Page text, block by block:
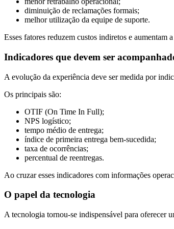
diminuição de reclamações formais;
melhor utilização da equipe de suporte.
Esses fatores reduzem custos indiretos e aumentam
Indicadores que devem ser
A evolução da experiência deve ser medida por
Os principais são:
OTIF (On Time In Full);
NPS logístico;
tempo médio de entrega;
índice de primeira entrega bem-sucedida;
taxa de ocorrências;
percentual de reentregas.
Ao cruzar esses indicadores com informações
O papel da tecnologia
A tecnologia tornou-se indispensável para oferecer